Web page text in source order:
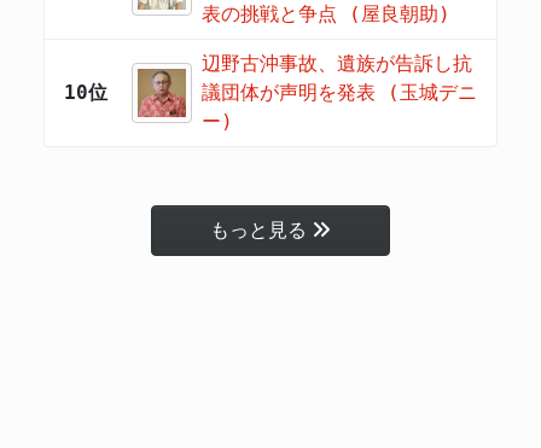
表の挑戦と争点 (屋良朝助)
10位
辺野古沖事故、遺族が告訴し抗
議団体が声明を発表 (玉城デニ
ー)
もっと見る